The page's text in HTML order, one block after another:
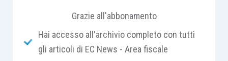
comunicazione al competente Ufficio dell’Agenzia
delle entrate eall’organo che ha redatto il
Grazie all'abbonamento
Hai accesso all'archivio completo con tutti
gli articoli di EC News - Area fiscale